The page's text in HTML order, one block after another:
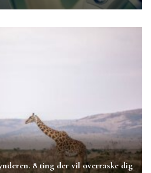
8 ting der vil overraske dig